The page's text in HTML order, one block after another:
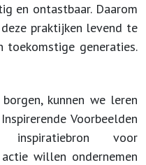
en ontastbaar. Daarom
praktijken levend te
toekomstige generaties.
kunnen we leren
Voorbeelden
voor
willen ondernemen